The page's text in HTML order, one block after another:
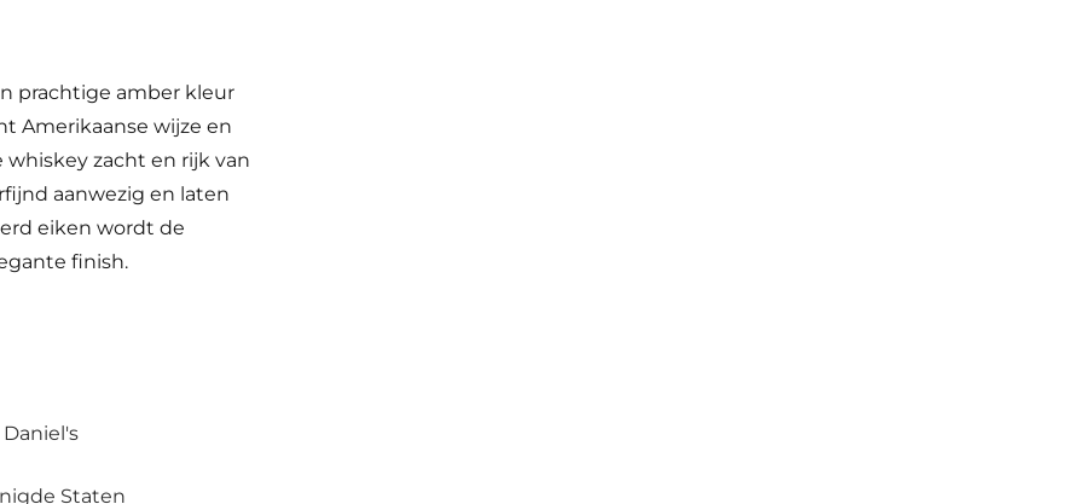
prachtige amber kleur
Amerikaanse wijze en
zacht en rijk van
aanwezig en laten
eiken wordt de
finish.
Staten